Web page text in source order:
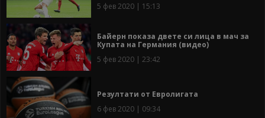
5 фев 2020 | 15:13
Байерн показа двете си лица в мач за
Купата на Германия (видео)
5 фев 2020 | 23:42
Резултати от Евролигата
6 фев 2020 | 09:34